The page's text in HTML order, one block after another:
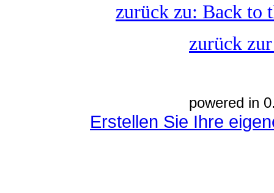
zurück zu: Back to
zurück
powered in
Erstellen Sie Ihre